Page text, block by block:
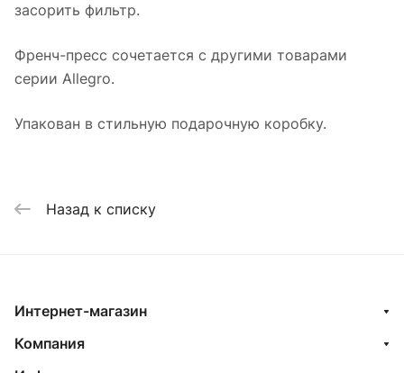
засорить фильтр.
Френч-пресс сочетается с другими товарами
серии Allegro.
Упакован в стильную подарочную коробку.
Назад к списку
Интернет-магазин
Компания